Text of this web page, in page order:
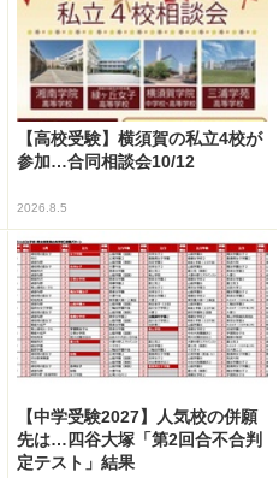
【高校受験】横須賀の私立4校が
参加…合同相談会10/12
2026.8.5
【中学受験2027】人気校の併願
先は…四谷大塚「第2回合不合判
定テスト」結果